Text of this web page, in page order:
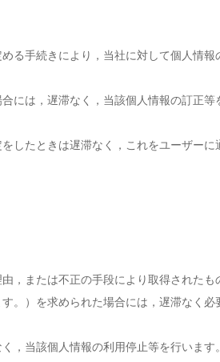
る手続きにより，当社に対して個人情報
には，遅滞なく，当該個人情報の訂正等
したときは遅滞なく，これをユーザーに
，または不正の手段により取得されたも
。）を求められた場合には，遅滞なく必
，当該個人情報の利用停止等を行います。